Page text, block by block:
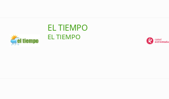
EL TIEMPO
EL TIEMPO